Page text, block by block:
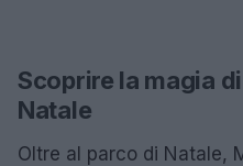
Scoprire la magia
Natale
Oltre al parco di Natale,